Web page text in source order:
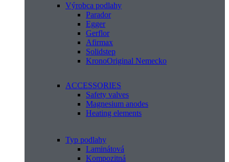
Výrobca podlahy
Parador
Egger
Gerflor
Afirmax
Solidstep
KronoOriginal Nemecko
ACCESSORIES
Safety valves
Magnesium anodes
Heating elements
Typ podlahy
Laminátová
Kompozitná